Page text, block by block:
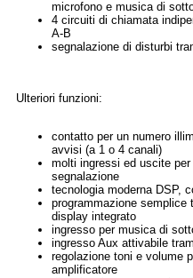
microfono e musica di
4 circuiti di chiamata
A-B
segnalazione di disturbi
Ulteriori funzioni:
contatto per un numero
avvisi (a 1 o 4 canali)
molti ingressi ed uscite
segnalazione
tecnologia moderna DSP,
programmazione semplice
display integrato
ingresso per musica di
ingresso Aux attivabile
regolazione toni e volume
amplificatore